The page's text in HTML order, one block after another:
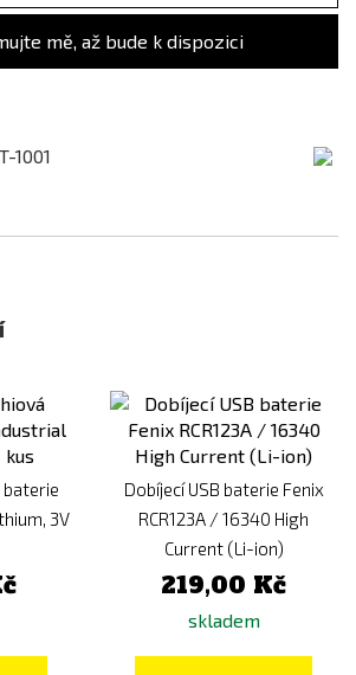
mě, až bude k dispozici
1001
baterie
3V
Dobíjecí USB baterie Fenix
RCR123A / 16340 High
Current (Li-ion)
219,00 Kč
skladem